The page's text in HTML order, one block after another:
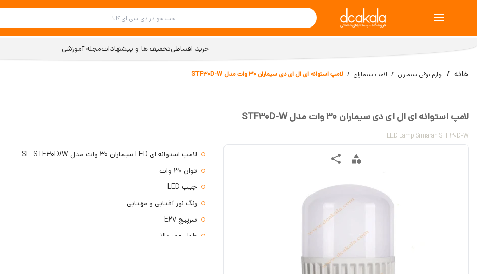
خرید اقساطیتخفیف ها و پیشنهاداتمجله آموزشی
خانه لوازم برقی سیماران لامپ سیماران لامپ استوانه ای ال ای دی سیماران 30 وات مدل STF30D-W
لامپ استوانه ای ال ای دی سیماران 30 وات مدل STF30D-W
LED Lamp Simaran STF30D-W
لامپ استوانه ای LED سیماران 30 وات مدل SL-STF30D/W
توان 30 وات
چیپ LED
رنگ نور آفتابی و مهتابی
سرپیچ E27
طول عمر بالا